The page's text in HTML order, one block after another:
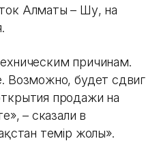
Алматы – Шу, на
причинам.
Возможно, будет сдвиг
продажи на
– сказали в
темір жолы».